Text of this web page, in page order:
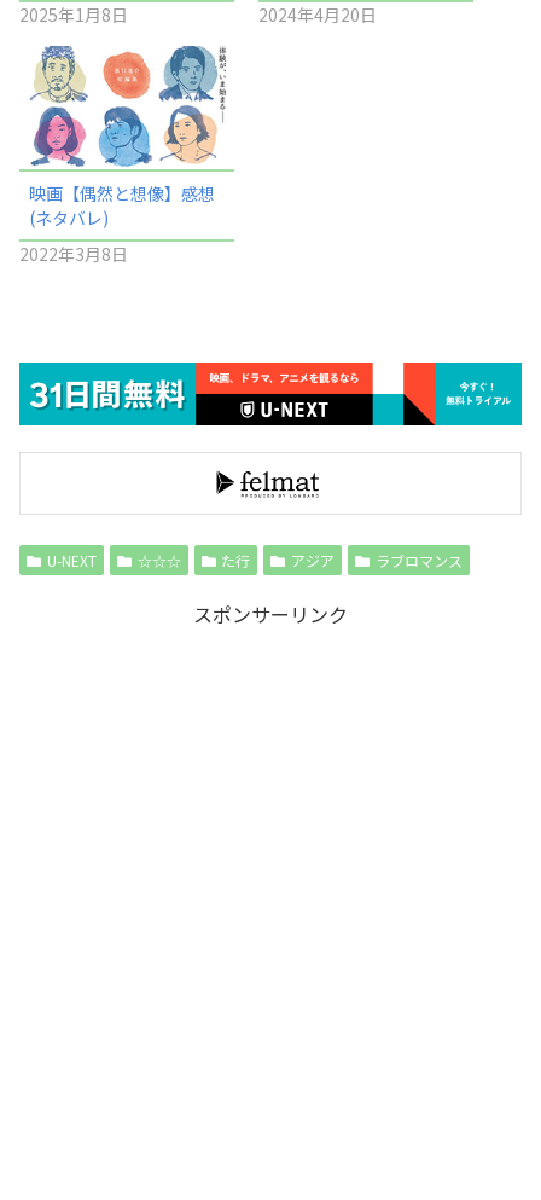
2025年1月8日
2024年4月20日
映画【偶然と想像】感想
(ネタバレ)
2022年3月8日
U-NEXT ☆☆☆ た行 アジア ラブロマンス
スポンサーリンク